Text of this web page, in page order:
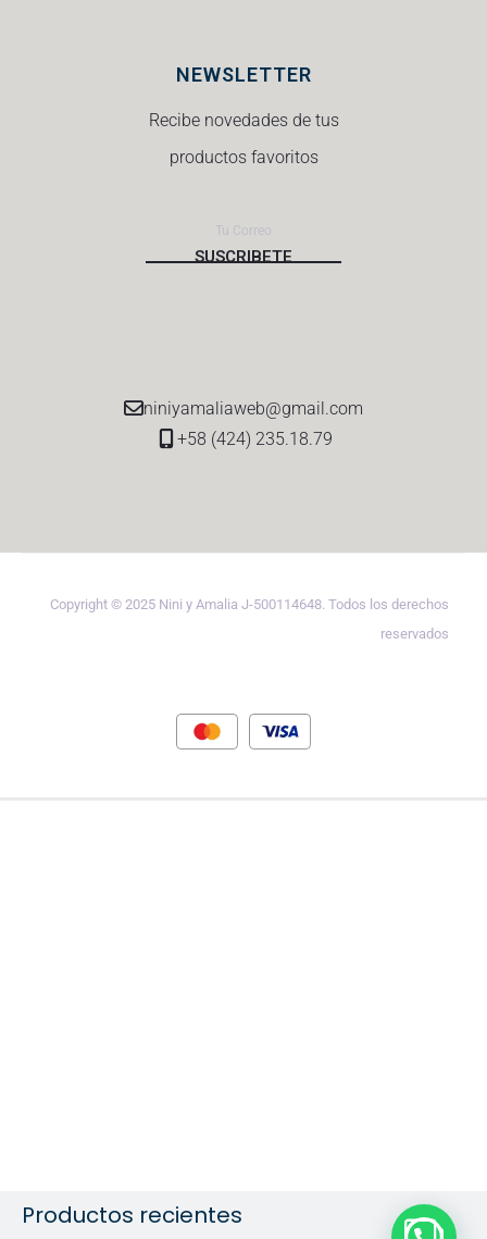
Productos recientes
NEWSLETTER
Recibe novedades de tus
productos favoritos
niniyamaliaweb@gmail.com
+58 (424) 235.18.79
Copyright © 2025 Nini y Amalia J-500114648. Todos los derechos
reservados